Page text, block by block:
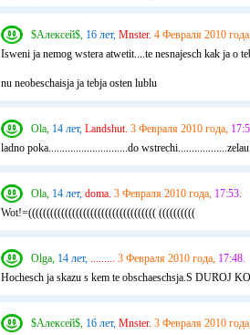
$Алексей$, 16 лет, Mnster. 4 Февраля 2010
Isweni ja nemog wstera atwetit....te nesnajesch kak ja o
nu neobeschaisja ja tebja osten lublu
Ola, 14 лет, Landshut. 3 Февраля 2010 года,
ladno poka.............................do
Ola, 14 лет, doma. 3 Февраля 2010 года, 17:53.
Wot!=((((((((((((((((((((((((((((((((((( ((((((((((
Olga, 14 лет, ......... 3 Февраля 2010 года, 17:48.
Hochesch ja skazu s kem te obschaeschsja.S
$Алексей$, 16 лет, Mnster. 3 Февраля 2010